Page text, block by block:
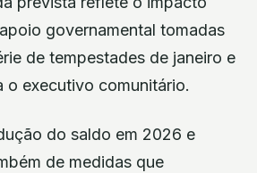
governamental tomadas
de tempestades de janeiro e
o executivo comunitário.
do saldo em 2026 e
de medidas que